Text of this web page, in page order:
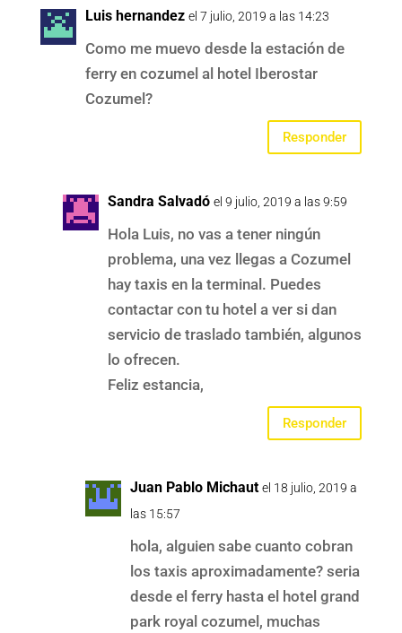
Luis hernandez el 7 julio, 2019 a las 14:23
Como me muevo desde la estación de
ferry en cozumel al hotel Iberostar
Cozumel?
Responder
Sandra Salvadó el 9 julio, 2019 a las 9:59
Hola Luis, no vas a tener ningún
problema, una vez llegas a Cozumel
hay taxis en la terminal. Puedes
contactar con tu hotel a ver si dan
servicio de traslado también, algunos
lo ofrecen.
Feliz estancia,
Responder
Juan Pablo Michaut el 18 julio, 2019 a
las 15:57
hola, alguien sabe cuanto cobran
los taxis aproximadamente? seria
desde el ferry hasta el hotel grand
park royal cozumel, muchas